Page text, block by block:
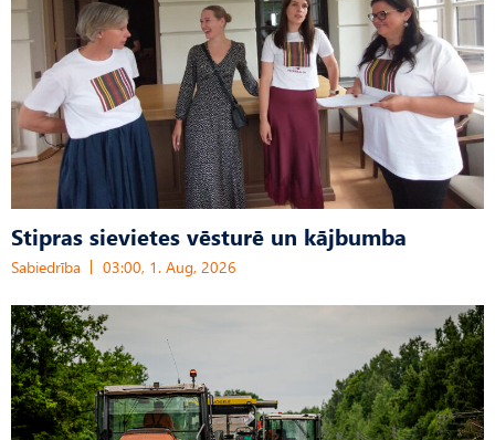
Stipras sievietes vēsturē un kājbumba
Sabiedrība 03:00, 1. Aug, 2026